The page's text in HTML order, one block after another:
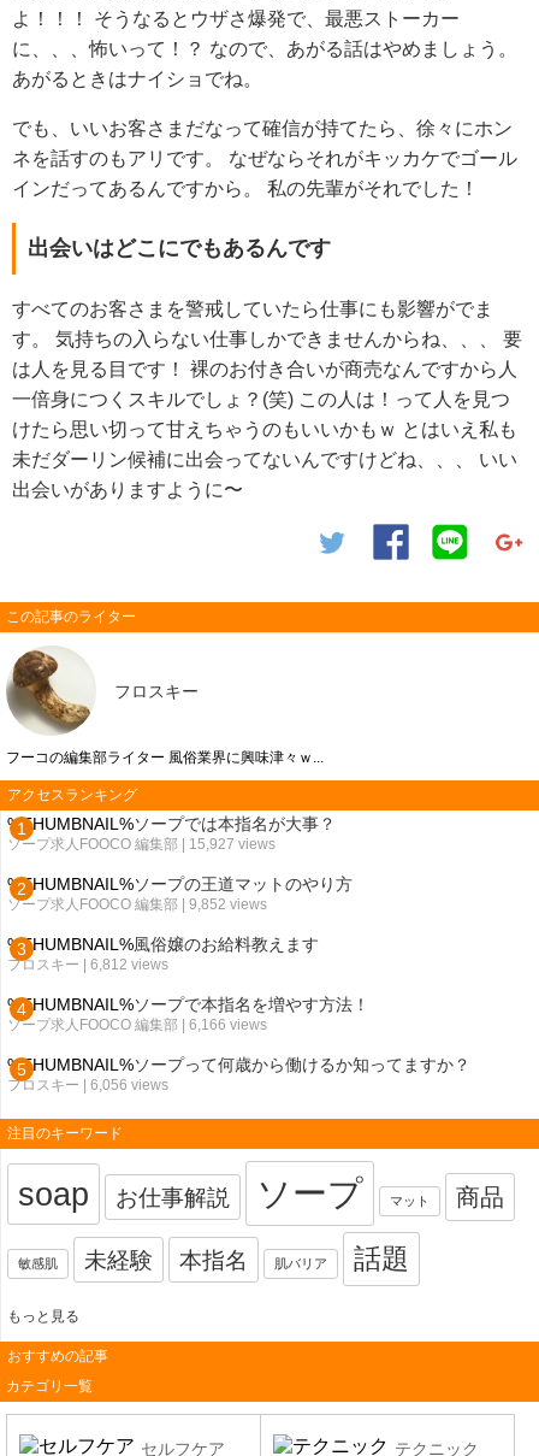
よ！！！
そうなるとウザさ爆発で、最悪ストーカー
に、、、怖いって！？ なので、あがる話はやめましょう。
あがるときはナイショでね。
でも、いいお客さまだなって確信が持てたら、徐々にホン
ネを話すのもアリです。
なぜならそれがキッカケでゴール
インだってあるんですから。
私の先輩がそれでした！
出会いはどこにでもあるんです
すべてのお客さまを警戒していたら仕事にも影響がでま
す。
気持ちの入らない仕事しかできませんからね、、、
要
は人を見る目です！
裸のお付き合いが商売なんですから人
一倍身につくスキルでしょ？(笑) この人は！って人を見つ
けたら思い切って甘えちゃうのもいいかもｗ とはいえ私も
未だダーリン候補に出会ってないんですけどね、、、
いい
出会いがありますように〜
この記事のライター
フロスキー
フーコの編集部ライター 風俗業界に興味津々ｗ...
アクセスランキング
%THUMBNAIL%ソープでは本指名が大事？
ソープ求人FOOCO 編集部 | 15,927 views
%THUMBNAIL%ソープの王道マットのやり方
ソープ求人FOOCO 編集部 | 9,852 views
%THUMBNAIL%風俗嬢のお給料教えます
フロスキー | 6,812 views
%THUMBNAIL%ソープで本指名を増やす方法！
ソープ求人FOOCO 編集部 | 6,166 views
%THUMBNAIL%ソープって何歳から働けるか知ってますか？
フロスキー | 6,056 views
注目のキーワード
soap お仕事解説 ソープ マット 商品
敏感肌 未経験 本指名 肌バリア 話題
もっと見る
おすすめの記事
カテゴリ一覧
セルフケア テクニック